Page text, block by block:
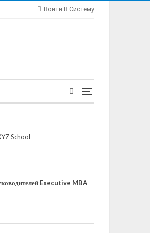
Войти В Систему
Executive MBA